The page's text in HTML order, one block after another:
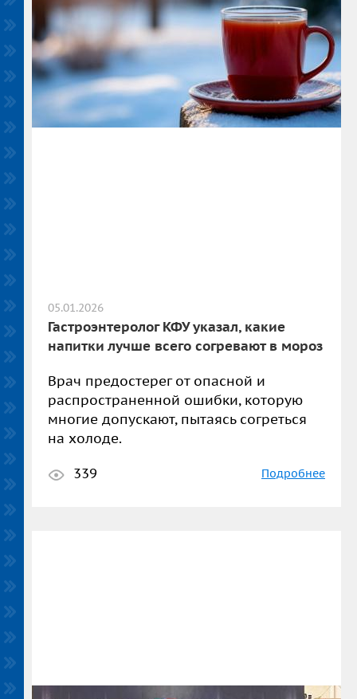
05.01.2026
Гастроэнтеролог КФУ указал, какие
напитки лучше всего согревают в мороз
Врач предостерег от опасной и
распространенной ошибки, которую
многие допускают, пытаясь согреться
на холоде.
339
Подробнее